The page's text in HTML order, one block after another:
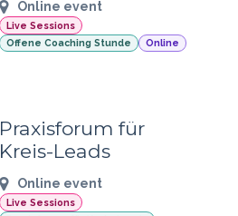
Online event
Live Sessions
Offene Coaching Stunde
Online
Praxisforum für
Kreis-Leads
Online event
Live Sessions